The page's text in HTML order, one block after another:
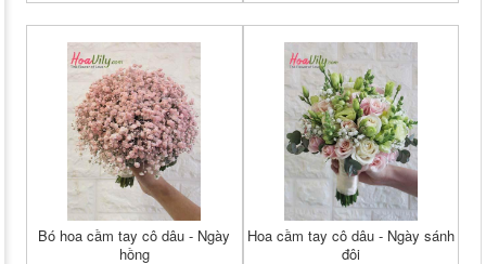
Bó hoa cầm tay cô dâu - Ngày
hồng
Hoa cầm tay cô dâu - Ngày sánh
đôi